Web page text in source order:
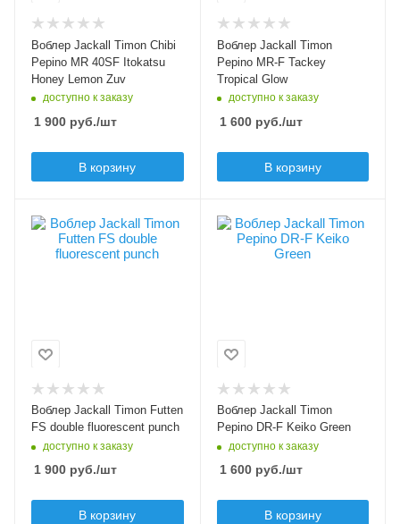
минноу
Длина приманки, мм
40
Вес приманки, гр
1.8
Плавучесть
slow floating (SF)
Воблер Jackall Timon Chibi
Pepino MR 40SF Itokatsu
Honey Lemon Zuv
доступно к заказу
1 900 руб./шт
В корзину
Вес приманки, гр
2.4
Плавучесть
floating (F)
Заглубление min, м
Заглубление max, м
Воблер Jackall Timon
Pepino MR-F Tackey
Tropical Glow
доступно к заказу
1 600руб./шт
В корзину
Цвет приманки
double fluorescent
punch
минноу, составной
Длина приманки, мм
60
Вес приманки, гр
sinking (S)
Воблер Jackall Timon Futten
FS double fluorescent punch
доступно к заказу
1 900 руб./шт
В корзину
Цвет приманки
Keiko Green
Длина приманки, мм
Вес приманки, гр
2.5
Плавучесть
floating (F)
Воблер Jackall Timon
Pepino DR-F Keiko Green
доступно к заказу
1 600руб./шт
В корзину